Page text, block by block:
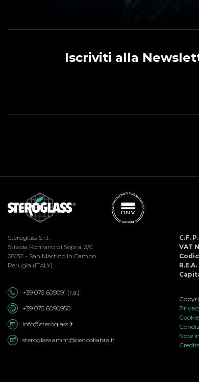
Iscriviti alla
Steroglass S.r.l.
Strada Romano di Sopra, 2/C
06132 - San Martino in Campo
Perugia (ITALY)
+39 075 609091 (r.a.)
+39 075 6090950
info@steroglass.it
steroglass.amm@pec.collabra.it
C.F.
VAT
Note
Credits